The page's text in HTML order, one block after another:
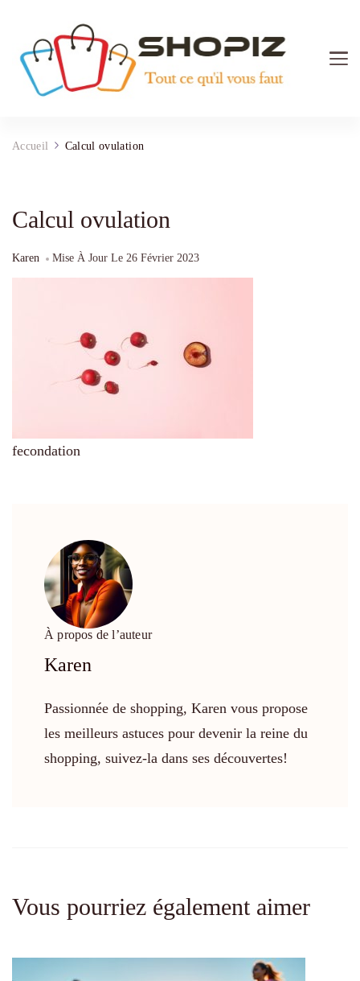
Accueil Calcul ovulation
Calcul ovulation
Karen Mise À Jour Le 26 Février 2023
fecondation
À propos de l’auteur
Karen
Passionnée de shopping, Karen vous propose
les meilleurs astuces pour devenir la reine du
shopping, suivez-la dans ses découvertes!
Vous pourriez également aimer